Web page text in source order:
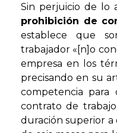
Sin perjuicio de lo
prohibición de
establece que
trabajador «[n]o
empresa en los
precisando en su
competencia para
contrato de
duración superior a